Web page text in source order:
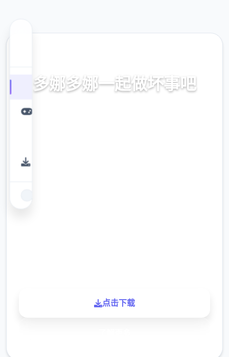
多娜多娜一起做坏事吧
官方中文，中文下载，中文入口，官网入口，
点击下载